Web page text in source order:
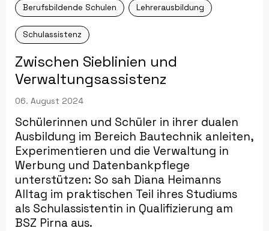
Berufsbildende Schulen Lehrerausbildung
Schulassistenz
Zwischen Sieblinien und
Verwaltungsassistenz
06. August 2024
Schülerinnen und Schüler in ihrer dualen
Ausbildung im Bereich Bautechnik anleiten,
Experimentieren und die Verwaltung in
Werbung und Datenbankpflege
unterstützen: So sah Diana Heimanns
Alltag im praktischen Teil ihres Studiums
als Schulassistentin in Qualifizierung am
BSZ Pirna aus.